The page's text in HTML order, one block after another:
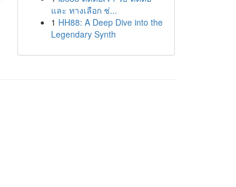
และ ทางเลือก ช่...
1 HH88: A Deep Dive into the
Legendary Synth